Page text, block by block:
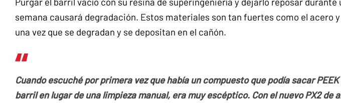
semana causará degradación. Estos materiales son tan fuertes como el acero
una vez que se degradan y se depositan en el cañón.
Cuando escuché por primera vez que había un compuesto que podía sacar
barril en lugar de una limpieza manual, era muy escéptico. Con el nuevo PX2 de